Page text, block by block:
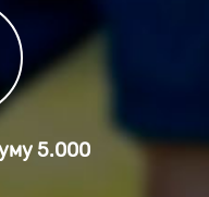
5.000